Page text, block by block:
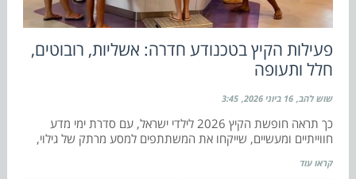
פעילות הקיץ בטכנודע חדרה: אשליות, רובוטים,
חלל ותעופה
שוש להב 16 ביוני 2026 3:45
כך תראה חופשת הקיץ 2026 לילדי ישראל, עם סדרת ימי מדע
חווייתיים ומעשיים, שייקחו את המשתתפים למסע מרתק של גילוי,
קראו עוד